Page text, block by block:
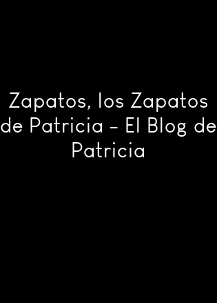
Zapatos, los Zapatos
de Patricia - El Blog de
Patricia